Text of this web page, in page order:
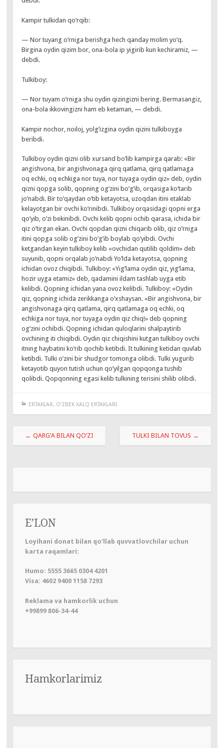
Kampir tulkidan qo’rqib:
— Nor tuyang o’rniga berishga hech qanday molim yo’q.
Birgina oydin qizim bor, ona-bola ip yigirib kun kechiramiz, —
debdi.
Tulkiboy:
— Nor tuyam o’rniga shu oydin qizingizni bering. Bermasangiz,
ona-bola ikkovingizni ham eb ketaman, — debdi.
Kampir nochor, noiloj, yolg’izgina oydin qizini tulkiboyga
beribdi.
Tulkiboy oydin qizni olib xursand bo’lib kampirga qarab: «Bir
angishvona, bir angishvonaga qirq qatlama, qirq qatlamaga
oq echki, oq echkiga nor tuya, nor tuyaga oydin qiz» deb, oydin
qizni qopga solib, qopning og’zini bo’g’ib, orqasiga ko’tarib
jo’nabdi. Bir to’qaydan o’tib ketayotsa, uzoqdan itini etaklab
kelayotgan bir ovchi ko’rinibdi. Tulkiboy orqasidagi qopni erga
qo’yib, o’zi bekinibdi. Ovchi kelib qopni ochib qarasa, ichida bir
qiz o’tirgan ekan. Ovchi qopdan qizni chiqarib olib, qiz o’rniga
itini qopga solib og’zini bo’g’ib boylab qo’yibdi. Ovchi
ketgandan keyin tulkiboy kelib «ovchidan qutilib qoldim» deb
suyunib, qopni orqalab jo’nabdi Yo’lda ketayotsa, qopning
ichidan ovoz chiqibdi. Tulkiboy: «Yig’lama oydin qiz, yig’lama,
hozir uyga etamiz» deb, qadamini ildam tashlab uyga etib
kelibdi. Qopning ichidan yana ovoz kelibdi. Tulkiboy: «Oydin
qiz, qopning ichida zerikkanga o’xshaysan. «Bir angishvona, bir
angishvonaga qirq qatlama, qirq qatlamaga oq echki, oq
echkiga nor tuya, nor tuyaga oydin qiz chiq!» deb qopning
og’zini ochibdi. Qopning ichidan quloqlarini shalpaytirib
ovchining iti chiqibdi. Oydin qiz chiqishini kutgan tulkiboy ovchi
itning haybatini ko’rib qochib ketibdi. It tulkining ketidan quvlab
ketibdi. Tulki o’zini bir shudgor tomonga olibdi. Tulki yugurib
ketayotib quyon tutish uchun qo’yilgan qopqonga tushib
qolibdi. Qopqonning egasi kelib tulkining terisini shilib olibdi.
ERTAKLAR, O‘ZBEK XALQ ERTAKLARI
Навигация
по
← QARG’A BILAN QO’ZI TULKI BILAN TOVUS →
E’LON
Loyihani donat bilan qo‘llab quvvatlovchilar uchun
karta raqamlari:
Humo: 5555 3665 0304 4201
Visa: 4602 9400 1158 7293
Reklama va hamkorlik uchun
+99899 806-34-44
Hamkorlarimiz